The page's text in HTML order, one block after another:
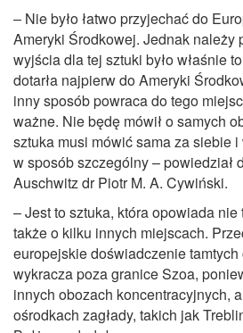
– Nie było łatwo przyjechać do
Ameryki Środkowej. Jednak należy
wyjścia dla tej sztuki było właśnie
dotarła najpierw do Ameryki
inny sposób powraca do tego
ważne. Nie będę mówił o samych
sztuka musi mówić sama za siebie
w sposób szczególny – powiedział
Auschwitz dr Piotr M. A. Cywiński.
– Jest to sztuka, która opowiada
także o kilku innych miejscach.
europejskie doświadczenie
wykracza poza granice Szoa,
innych obozach koncentracyjnych,
ośrodkach zagłady, takich jak